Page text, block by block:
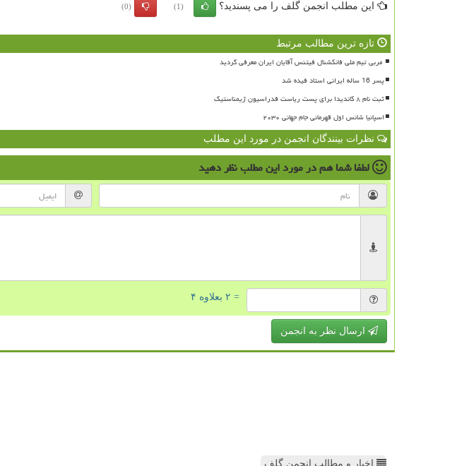
این مطلب انجمن گلف را می پسندید؟ (1)
(0)
تازه ترین مطالب مرتبط
پسر 16 ساله ایرانی استاد فیده شد
ثبت نام ۸ کاندیدا برای پست ریاست فدراسیون ژیمناستیک
اسپانیا شانس اول قهرمانی جام جهانی ۲۰۳۰
نظرات بینندگان انجمن در مورد این مطلب
لطفا شما همدر مورد این مطلبنظر دهید
= ۲ بعلاوه ۴
ارسال نظر به انجمن
اخبار و مطالب انجمن گلف